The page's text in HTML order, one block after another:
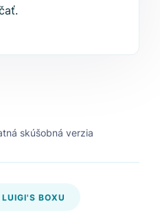
skúšobná verzia
BOXU